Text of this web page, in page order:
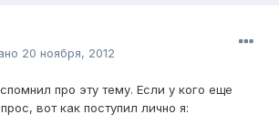
20 ноября, 2012
про эту тему. Если у кого еще
вот как поступил лично я: